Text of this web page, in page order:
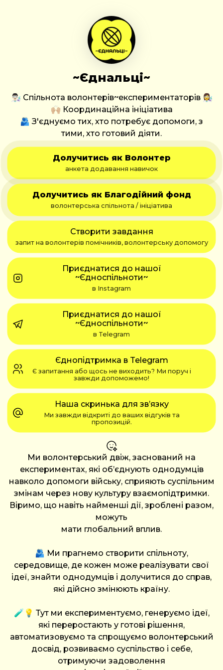
~Єднальці~
👨🏻‍🔬 Спільнота волонтерів~експериментаторів 👩‍🔬
🙌🏼 Координаційна ініціатива
🫂 З'єднуємо тих, хто потребує допомоги, з
тими, хто готовий діяти.
Долучитись як Волонтер
анкета додавання навичок
Долучитись як Благодійний фонд
волонтерська спільнота / ініціатива
Створити завдання
запит на волонтерів помічників, волонтерську допомогу
Приєднатися до нашої
~Єдноспільноти~
в Instagram
Приєднатися до нашої
~Єдноспільноти~
в Telegram
Єднопідтримка в Telegram
Є запитання або щось не виходить? Ми поруч і
завжди допоможемо!
Наша скринька для зв’язку
Ми завжди відкриті до ваших відгуків та
пропозицій.
Ми волонтерський двіж, заснований на
експериментах, які об’єднують однодумців
навколо допомоги війську, сприяють суспільним
змінам через нову культуру взаємопідтримки.
Віримо, що навіть найменші дії, зроблені разом,
можуть
мати глобальний вплив.
🫂 Ми прагнемо створити спільноту,
середовище, де кожен може реалізувати свої
ідеї, знайти однодумців і долучитися до справ,
які дійсно змінюють країну.
🧪💡 Тут ми експериментуємо, генеруємо ідеї,
які переростають у готові рішення,
автоматизовуємо та спрощуємо волонтерський
досвід, розвиваємо суспільство і себе,
отримуючи задоволення